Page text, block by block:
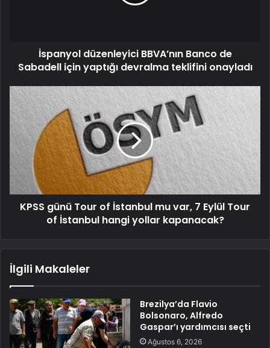
İspanyol düzenleyici BBVA’nın Banco de
Sabadell için yaptığı devralma teklifini onayladı
KPSS günü Tour of İstanbul mu var, 7 Eylül Tour
of İstanbul hangi yollar kapanacak?
İlgili Makaleler
Brezilya’da Flavio
Bolsonaro, Alfredo
Gaspar’ı yardımcısı seçti
Ağustos 6, 2026